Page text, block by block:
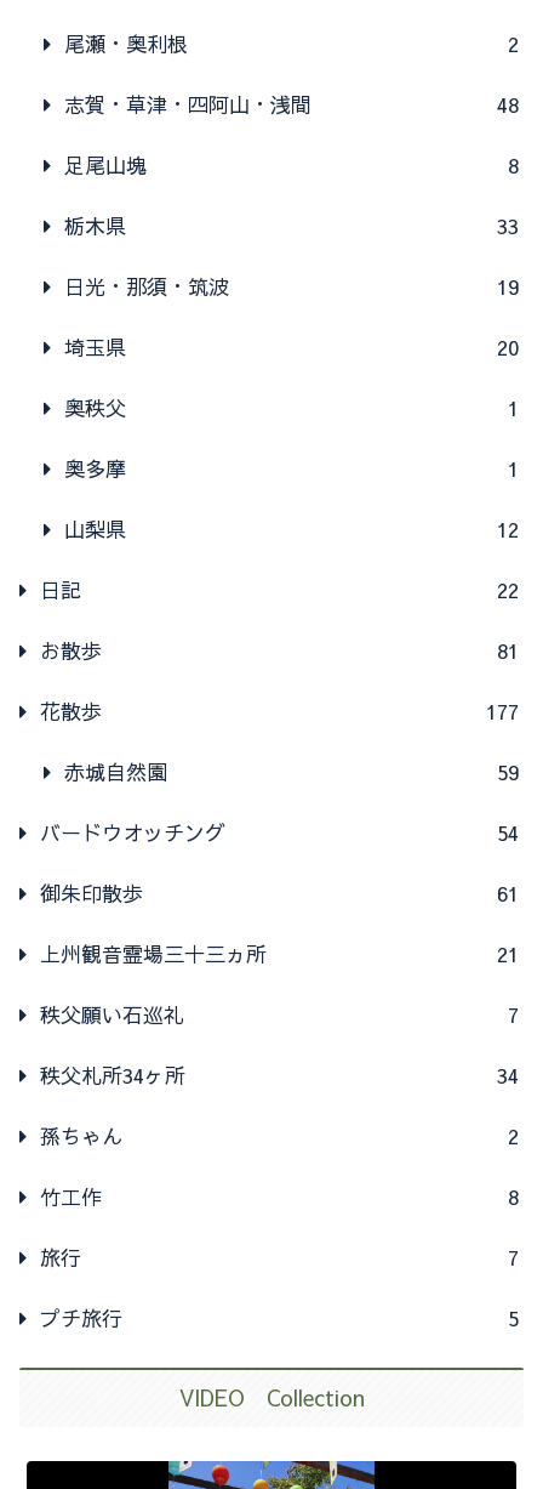
尾瀬・奥利根 2
志賀・草津・四阿山・浅間 48
足尾山塊 8
栃木県 33
日光・那須・筑波 19
埼玉県 20
奥秩父 1
奥多摩 1
山梨県 12
日記 22
お散歩 81
花散歩 177
赤城自然園 59
バードウオッチング 54
御朱印散歩 61
上州観音霊場三十三ヵ所 21
秩父願い石巡礼 7
秩父札所34ヶ所 34
孫ちゃん 2
竹工作 8
旅行 7
プチ旅行 5
VIDEO Collection